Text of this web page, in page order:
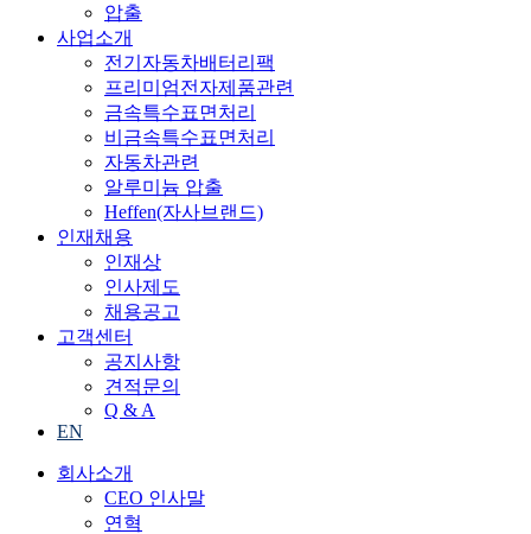
압출
사업소개
전기자동차배터리팩
프리미엄전자제품관련
금속특수표면처리
비금속특수표면처리
자동차관련
알루미늄 압출
Heffen(자사브랜드)
인재채용
인재상
인사제도
채용공고
고객센터
공지사항
견적문의
Q & A
EN
회사소개
CEO 인사말
연혁